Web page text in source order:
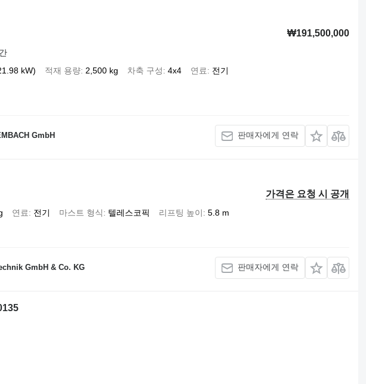
₩191,500,000
kW) 적재 용량 2,500 kg 차축 구성 4x4 연료
전기
GmbH 판매자에게 연락
가격은 요청 시 공개
연료 전기 마스트 형식 텔레스코픽 리프팅 높이 5.8 m
GmbH & Co. KG 판매자에게 연락